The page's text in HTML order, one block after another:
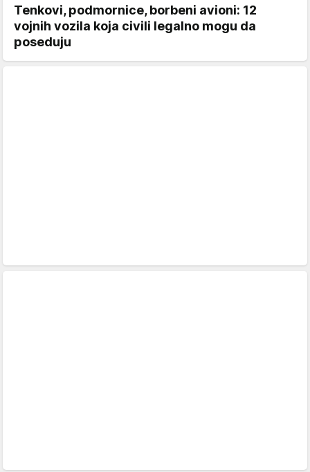
Tenkovi, podmornice, borbeni avioni: 12
vojnih vozila koja civili legalno mogu da
poseduju